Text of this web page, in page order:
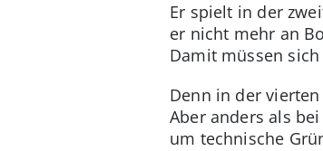
Er spielt in der
er nicht mehr an
Damit müssen
Denn in der
Aber anders als
um technische